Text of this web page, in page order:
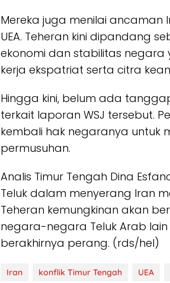
Mereka juga menilai
UEA. Teheran kini dipandang
ekonomi dan stabilitas
kerja ekspatriat serta citra
Hingga kini, belum ada
terkait laporan WSJ tersebut.
kembali hak negaranya untuk
permusuhan.
Analis Timur Tengah Dina
Teluk dalam menyerang Iran
Teheran kemungkinan akan
negara-negara Teluk Arab
berakhirnya perang. (rds/hel)
Iran konflik Timur Tengah UEA